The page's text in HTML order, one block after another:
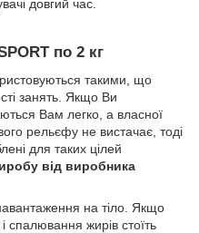
довгий час.
по 2 кг
такими, що
занять. Якщо Ви
Вам легко, а власної
рельєфу не вистачає, тоді
для таких цілей
від виробника
на тіло. Якщо
спалювання жирів стоїть